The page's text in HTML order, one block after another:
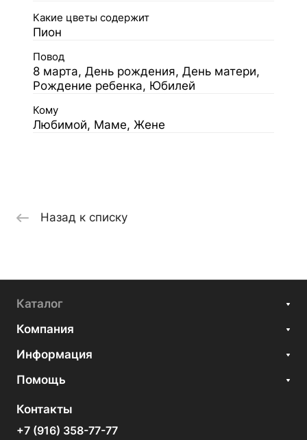
Какие цветы содержит
Пион
Повод
8 марта, День рождения, День матери,
Рождение ребенка, Юбилей
Кому
Любимой, Маме, Жене
Назад к списку
Каталог
Компания
Информация
Помощь
Контакты
+7 (916) 358-77-77